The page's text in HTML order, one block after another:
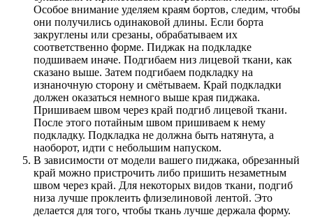
Особое внимание уделяем краям бортов, следим, чтобы
они получились одинаковой длины. Если борта
закруглены или срезаны, обрабатываем их
соответственно форме. Пиджак на подкладке
подшиваем иначе. Подгибаем низ лицевой ткани, как
сказано выше. Затем подгибаем подкладку на
изнаночную сторону и смётываем. Край подкладки
должен оказаться немного выше края пиджака.
Пришиваем швом через край подгиб лицевой ткани.
После этого потайным швом пришиваем к нему
подкладку. Подкладка не должна быть натянута, а
наоборот, идти с небольшим напуском.
В зависимости от модели вашего пиджака, обрезанный
край можно пристрочить либо пришить незаметным
швом через край. Для некоторых видов ткани, подгиб
низа лучше проклеить флизелиновой лентой. Это
делается для того, чтобы ткань лучше держала форму.